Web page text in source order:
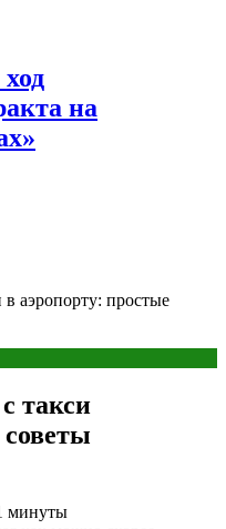
на
в аэропорту: простые
такси
минуты